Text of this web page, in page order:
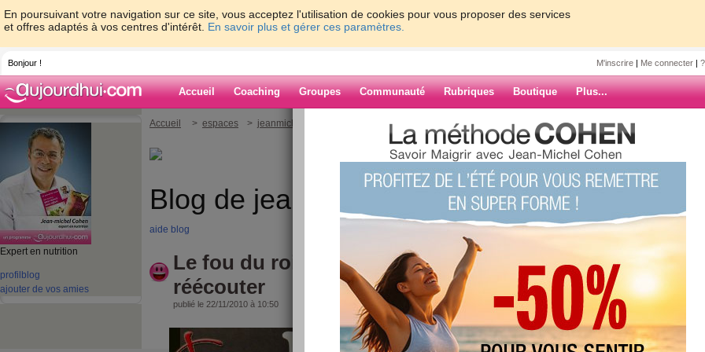
En poursuivant votre navigation sur ce site, vous acceptez l'utilisation de cookies pour vous proposer des services
et offres adaptés à vos centres d'intérêt. En savoir plus et gérer ces paramètres.
Bonjour ! M'inscrire | Me connecter |
Accueil Coaching Groupes Communauté Rubriques Boutique Plus...
Expert en nutrition
profil blog
ajouter de vos amies
Accueil > espaces > jeanmichelcohen > Le fou du roi: émission à réécouter
Blog de jeanmichelcohen
aide blog
Le fou du roi: émission à
réécouter
publié le 22/11/2010 à 10:50
ARCHIVES